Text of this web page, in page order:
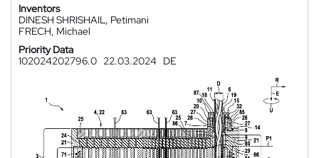
Inventors
DINESH SHRISHAIL, Petimani
FRECH, Michael
Priority Data
102024202796.0 22.03.2024 DE